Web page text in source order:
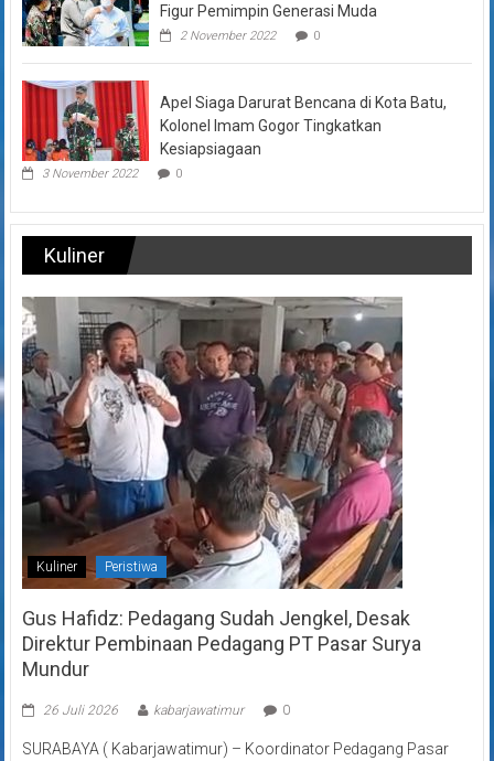
Figur Pemimpin Generasi Muda
2 November 2022 0
Apel Siaga Darurat Bencana di Kota Batu,
Kolonel Imam Gogor Tingkatkan
Kesiapsiagaan
3 November 2022 0
Kuliner
Kuliner Peristiwa
Gus Hafidz: Pedagang Sudah Jengkel, Desak
Direktur Pembinaan Pedagang PT Pasar Surya
Mundur
26 Juli 2026 kabarjawatimur 0
SURABAYA ( Kabarjawatimur) – Koordinator Pedagang Pasar